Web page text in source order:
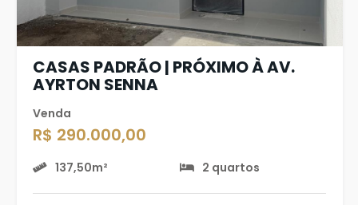
CASAS PADRÃO | PRÓXIMO À AV.
AYRTON SENNA
Venda
R$ 290.000,00
137,50m² 2 quartos